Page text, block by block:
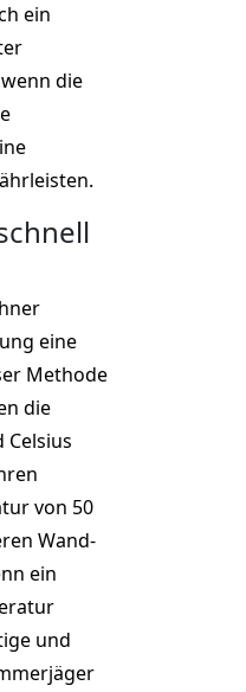
ein
die
eine
Methode
die
von 50
Wand-
ein
und